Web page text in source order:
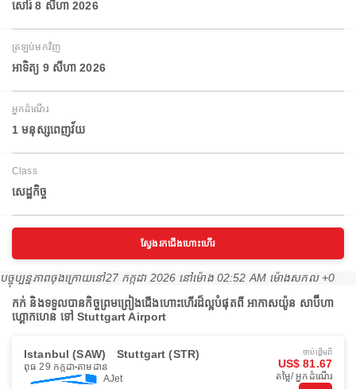
សៅរ៍ 8 សីហា 2026
ត្រឡប់មកវិញ
អាទិត្យ 9 សីហា 2026
អ្នកដំណើរ
1 មនុស្សពេញវ័យ
Class
សេដ្ឋកិច្ច
ស្វែងរកជើងហោះហើរ
បច្ចុប្បន្នភាពចុងក្រោយនៅ27 កក្កដា 2026 នៅ​ម៉ោង 02:52 AM ម៉ោង​សកល +0
កក់ និងទទួលបានកិច្ចព្រមព្រៀងជើងហោះហើរដ៏ល្អបំផុតពី អាកាសយ៉ូន សាប៊ីហា
ហ្គោកហេន ទៅ Stuttgart Airport
Istanbul (SAW) Stuttgart (STR)
ពុធ 29 កក្កដា តាមដាន
AJet
ចាប់ផ្ដើមពី
US$ 81.67
តម្លៃ/ អ្នកដំណើរ